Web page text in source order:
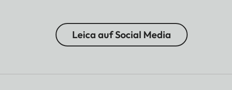
Leica auf Social Media